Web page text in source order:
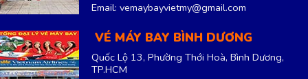
Email: vemaybayvietmy@gmail.com
VÉ MÁY BAY BÌNH DƯƠNG
Quốc Lộ 13, Phường Thới Hoà, Bình Dương,
TP.HCM